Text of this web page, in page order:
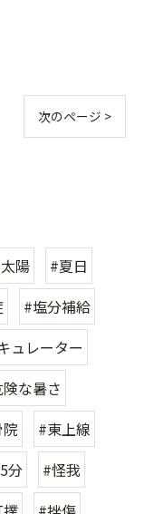
次のページ >
陽
#夏日
#塩分補給
ュレーター
な暑さ
#東上線
分
#怪我